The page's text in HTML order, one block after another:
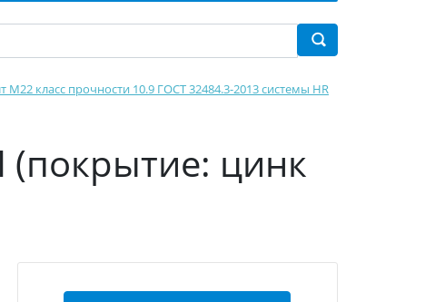
М22 класс прочности 10.9 ГОСТ 32484.3-2013 системы HR
(покрытие: цинк